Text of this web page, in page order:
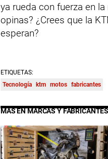
ya rueda con fuerza en
opinas? ¿Crees que la
esperan?
ETIQUETAS:
Tecnología
ktm motos fabricantes
MÁS EN MARCAS Y